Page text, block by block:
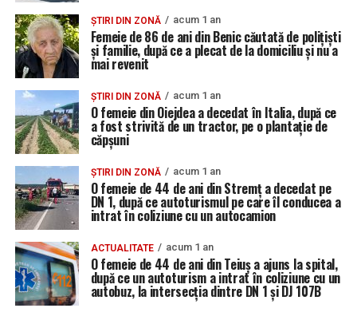
ȘTIRI DIN ZONĂ acum 1 an
Femeie de 86 de ani din Benic căutată de polițiști
și familie, după ce a plecat de la domiciliu și nu a
mai revenit
ȘTIRI DIN ZONĂ acum 1 an
O femeie din Oiejdea a decedat în Italia, după ce
a fost strivită de un tractor, pe o plantație de
căpșuni
ȘTIRI DIN ZONĂ acum 1 an
O femeie de 44 de ani din Stremț a decedat pe
DN 1, după ce autoturismul pe care îl conducea a
intrat în coliziune cu un autocamion
ACTUALITATE acum 1 an
O femeie de 44 de ani din Teiuș a ajuns la spital,
după ce un autoturism a intrat în coliziune cu un
autobuz, la intersecția dintre DN 1 și DJ 107B